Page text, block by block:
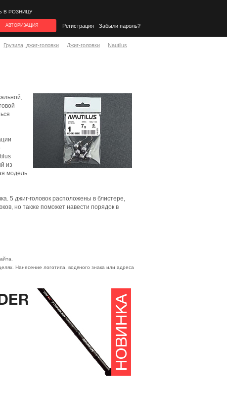
В РОЗНИЦУ
АВТОРИЗАЦИЯ Регистрация Забыли пароль?
Грузила, джиг-головки Джиг-головки
Nautilus
из
модель
5 джиг-головок расположены в блистере,
но также поможет навести порядок в
Нанесение логотипа, водяного знака или адреса